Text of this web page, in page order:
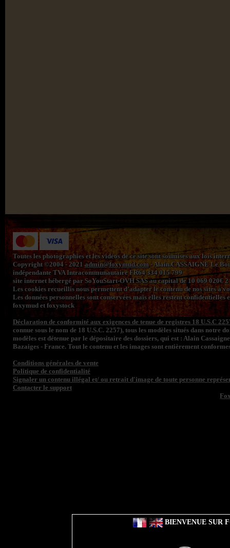
BIENVENUE SUR
Toutes les photographies et les vidéos de ce site sont soumises aux lois
Copyright ©2004 - 2021admin@foxymud.com- Alain.CASSAIGNE Le
indépendante TVA Intracommunautaire FR64 334 015 799
site internet hébergé par SoYouStart-OVH SAS au capital de 10 069 020€
Les cookies recueillis nous permettent d’adapter le contenu de nos sites à
Les données personnelles sont conservées mais elles restent
foxymud et foxystock
Déclaration de conformité aux exigences de tenue de registres 18 U.S.C
connue sous le nom de 18 U.S.C. 2257), tous les modèles situés dans
modèles est détenue par le dépositaire des dossiers, qui est : Alain
Bazaiges - France. Tout le contenu et les images sont entièrement
Conditions générales de vente
Politique de confidentialité
Signaler un contenu illégal et/ ou retrait d'image de toute personne
Contacter le support